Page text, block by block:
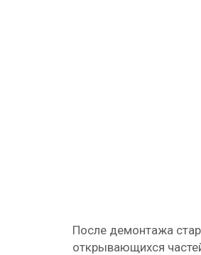
После демонтажа
открывающихся